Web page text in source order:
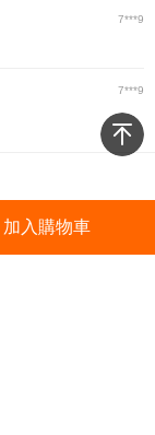
7***9
7***9
加入購物車